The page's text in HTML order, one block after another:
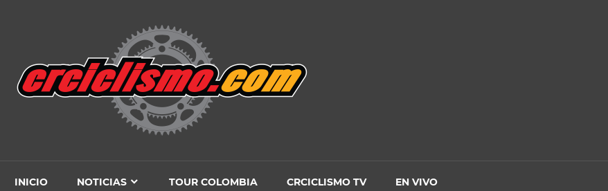
INICIO NOTICIAS TOUR COLOMBIA CRCICLISMO TV EN VIVO